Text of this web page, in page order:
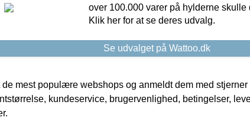
over 100.000 varer på hylderne
Klik her for at se deres udvalg.
Se udvalget på Wattoo.dk
mest populære webshops og anmeldt dem med stjerner
kundeservice, brugervenlighed, betingelser,